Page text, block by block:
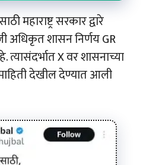
महाराष्ट्र सरकार द्वारे
अधिकृत शासन निर्णय GR
X वर शासनाच्या
देखील देण्यात आली